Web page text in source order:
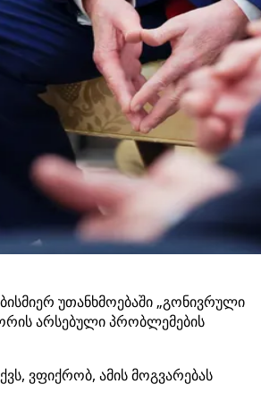
უთანხმოებაში „გონივრული
არსებული პრობლემების
ვფიქრობ, ამის მოგვარებას